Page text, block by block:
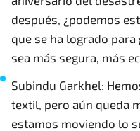
después, ¿podemos
que se ha logrado
sea más segura, más
Subindu Garkhel:
textil, pero aún queda
estamos moviendo lo